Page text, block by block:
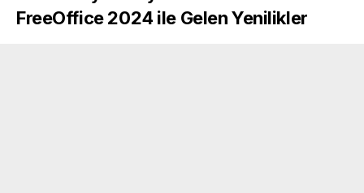
FreeOffice 2024 ile Gelen Yenilikler